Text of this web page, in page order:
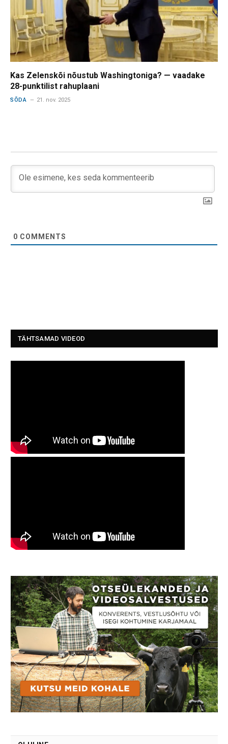
Kas Zelenskõi nõustub Washingtoniga? — vaadake
28-punktilist rahuplaani
SÕDA 21. nov. 2025
0 COMMENTS
TÄHTSAMAD VIDEOD